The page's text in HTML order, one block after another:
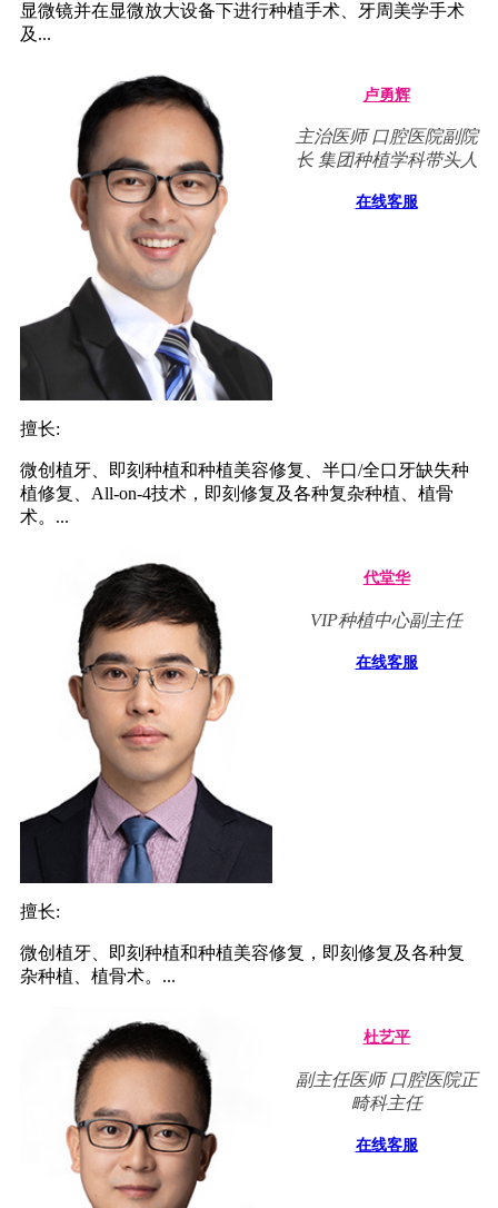
显微镜并在显微放大设备下进行种植手术、牙周美学手术
及...
卢勇辉
主治医师 口腔医院副院
长 集团种植学科带头人
在线客服
擅长:
微创植牙、即刻种植和种植美容修复、半口/全口牙缺失种
植修复、All-on-4技术，即刻修复及各种复杂种植、植骨
术。...
代堂华
VIP种植中心副主任
在线客服
擅长:
微创植牙、即刻种植和种植美容修复，即刻修复及各种复
杂种植、植骨术。...
杜艺平
副主任医师 口腔医院正
畸科主任
在线客服